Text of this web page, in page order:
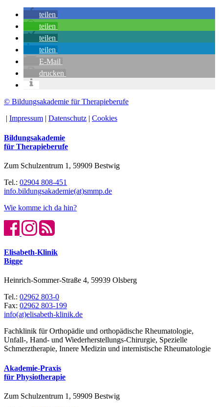
teilen
teilen
teilen
teilen
E-Mail
drucken
© Bildungsakademie für Therapieberufe
| Impressum | Datenschutz | Cookies
Bildungsakademie
für Therapieberufe
Zum Schulzentrum 1, 59909 Bestwig
Tel.: 02904 808-451
info.bildungsakademie(at)smmp.de
Wie komme ich da hin?
Elisabeth-Klinik
Bigge
Heinrich-Sommer-Straße 4, 59939 Olsberg
Tel.: 02962 803-0
Fax: 02962 803-199
info(at)elisabeth-klinik.de
Fachklinik für Orthopädie und orthopädische Rheumatologie,
Unfall-, Hand- und Wiederherstellungs-Chirurgie, Spezielle
Schmerztherapie, Innere Medizin und internistische Rheumatologie
Akademie-Praxis
für Physiotherapie
Zum Schulzentrum 1, 59909 Bestwig